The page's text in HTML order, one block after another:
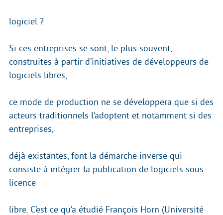
logiciel ?
Si ces entreprises se sont, le plus souvent,
construites à partir d’initiatives de développeurs de
logiciels libres,
ce mode de production ne se développera que si des
acteurs traditionnels l’adoptent et notamment si des
entreprises,
déjà existantes, font la démarche inverse qui
consiste à intégrer la publication de logiciels sous
licence
libre. C’est ce qu’a étudié François Horn (Université